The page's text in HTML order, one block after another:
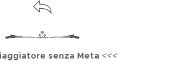
senza Meta <<<